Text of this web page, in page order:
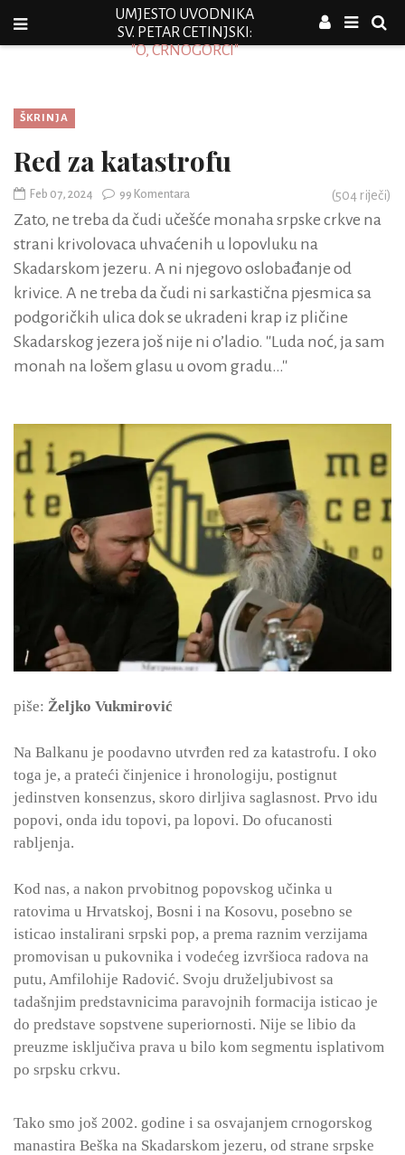
UMJESTO UVODNIKA
SV. PETAR CETINJSKI:
"O, CRNOGORCI"
ŠKRINJA
Red za katastrofu
Feb 07, 2024 99 Komentara (504 riječi)
Zato, ne treba da čudi učešće monaha srpske crkve na
strani krivolovaca uhvaćenih u lopovluku na
Skadarskom jezeru. A ni njegovo oslobađanje od
krivice. A ne treba da čudi ni sarkastična pjesmica sa
podgoričkih ulica dok se ukradeni krap iz pličine
Skadarskog jezera još nije ni o’ladio. ''Luda noć, ja sam
monah na lošem glasu u ovom gradu…''
piše: Željko Vukmirović
Na Balkanu je poodavno utvrđen red za katastrofu. I oko
toga je, a prateći činjenice i hronologiju, postignut
jedinstven konsenzus, skoro dirljiva saglasnost. Prvo idu
popovi, onda idu topovi, pa lopovi. Do ofucanosti
rabljenja.
Kod nas, a nakon prvobitnog popovskog učinka u
ratovima u Hrvatskoj, Bosni i na Kosovu, posebno se
isticao instalirani srpski pop, a prema raznim verzijama
promovisan u pukovnika i vodećeg izvršioca radova na
putu, Amfilohije Radović. Svoju druželjubivost sa
tadašnjim predstavnicima paravojnih formacija isticao je
do predstave sopstvene superiornosti. Nije se libio da
preuzme isključiva prava u bilo kom segmentu isplativom
po srpsku crkvu.
Tako smo još 2002. godine i sa osvajanjem crnogorskog
manastira Beška na Skadarskom jezeru, od strane srpske